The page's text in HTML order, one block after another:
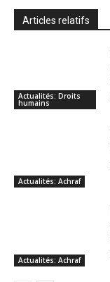
Articles relatifs
Actualités: Droits
humains
Actualités: Achraf
Actualités: Achraf